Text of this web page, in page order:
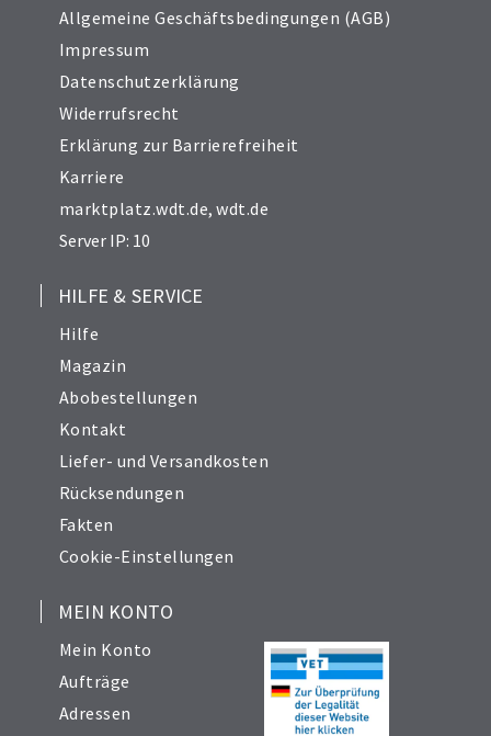
Allgemeine Geschäftsbedingungen (AGB)
Impressum
Datenschutzerklärung
Widerrufsrecht
Erklärung zur Barrierefreiheit
Karriere
marktplatz.wdt.de,wdt.de
Server IP: 10
HILFE & SERVICE
Hilfe
Magazin
Abobestellungen
Kontakt
Liefer- und Versandkosten
Rücksendungen
Fakten
Cookie-Einstellungen
MEIN KONTO
Mein Konto
Aufträge
Adressen